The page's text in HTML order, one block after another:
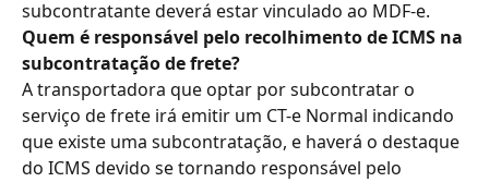
subcontratante deverá estar vinculado ao MDF-e.
Quem é responsável pelo recolhimento de ICMS na
subcontratação de frete?
A transportadora que optar por subcontratar o
serviço de frete irá emitir um CT-e Normal indicando
que existe uma subcontratação, e haverá o destaque
do ICMS devido se tornando responsável pelo